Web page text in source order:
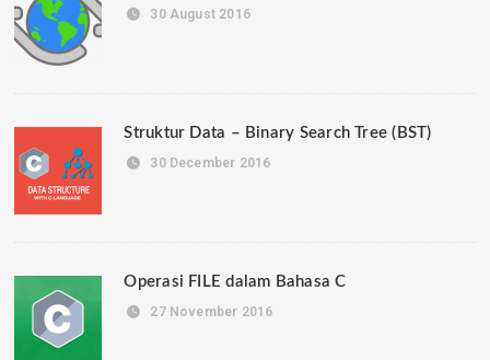
30 August 2016
Struktur Data – Binary Search Tree (BST)
30 December 2016
Operasi FILE dalam Bahasa C
27 November 2016